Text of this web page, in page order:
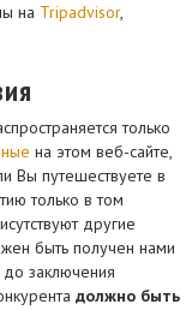
на Tripadvisor,
только
на этом веб-сайте,
Вы путешествуете в
только в том
другие
быть получен нами
до заключения
должно быть